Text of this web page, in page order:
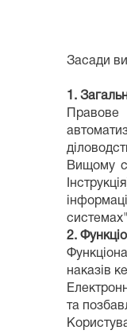
Засади
1.
Правове
Вищому
2.
наказів
та